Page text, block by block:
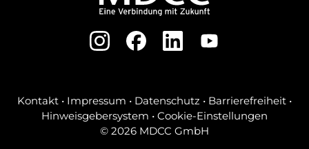
Kontakt • Impressum • Datenschutz • Barrierefreiheit •
Hinweisgebersystem • Cookie-Einstellungen
© 2026 MDCC GmbH